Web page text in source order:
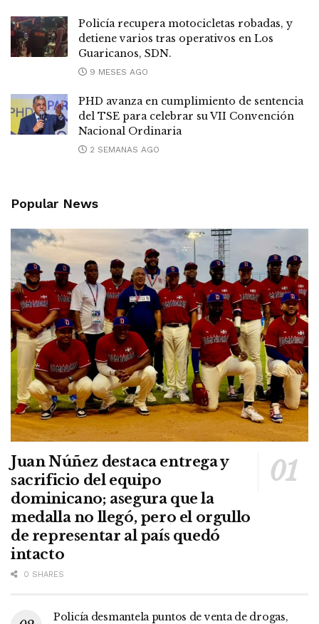
Policía recupera motocicletas robadas, y
detiene varios tras operativos en Los
Guaricanos, SDN.
9 MESES AGO
PHD avanza en cumplimiento de sentencia
del TSE para celebrar su VII Convención
Nacional Ordinaria
2 SEMANAS AGO
Popular News
Juan Núñez destaca entrega y
sacrificio del equipo
dominicano; asegura que la
medalla no llegó, pero el orgullo
de representar al país quedó
intacto
0 SHARES
Policía desmantela puntos de venta de drogas,